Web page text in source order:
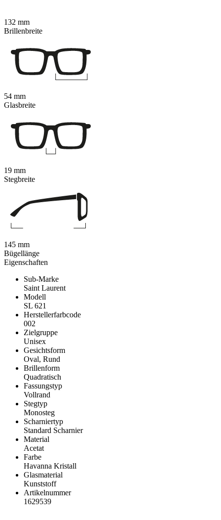
Eigenschaften
Sub-Marke
Saint Laurent
Modell
SL 621
Herstellerfarbcode
002
Zielgruppe
Unisex
Gesichtsform
Oval, Rund
Brillenform
Quadratisch
Fassungstyp
Vollrand
Stegtyp
Monosteg
Scharniertyp
Standard Scharnier
Material
Acetat
Farbe
Havanna Kristall
Glasmaterial
Kunststoff
Artikelnummer
1629539
132 mm
Brillenbreite
54 mm
Glasbreite
19 mm
Stegbreite
145 mm
Bügellänge